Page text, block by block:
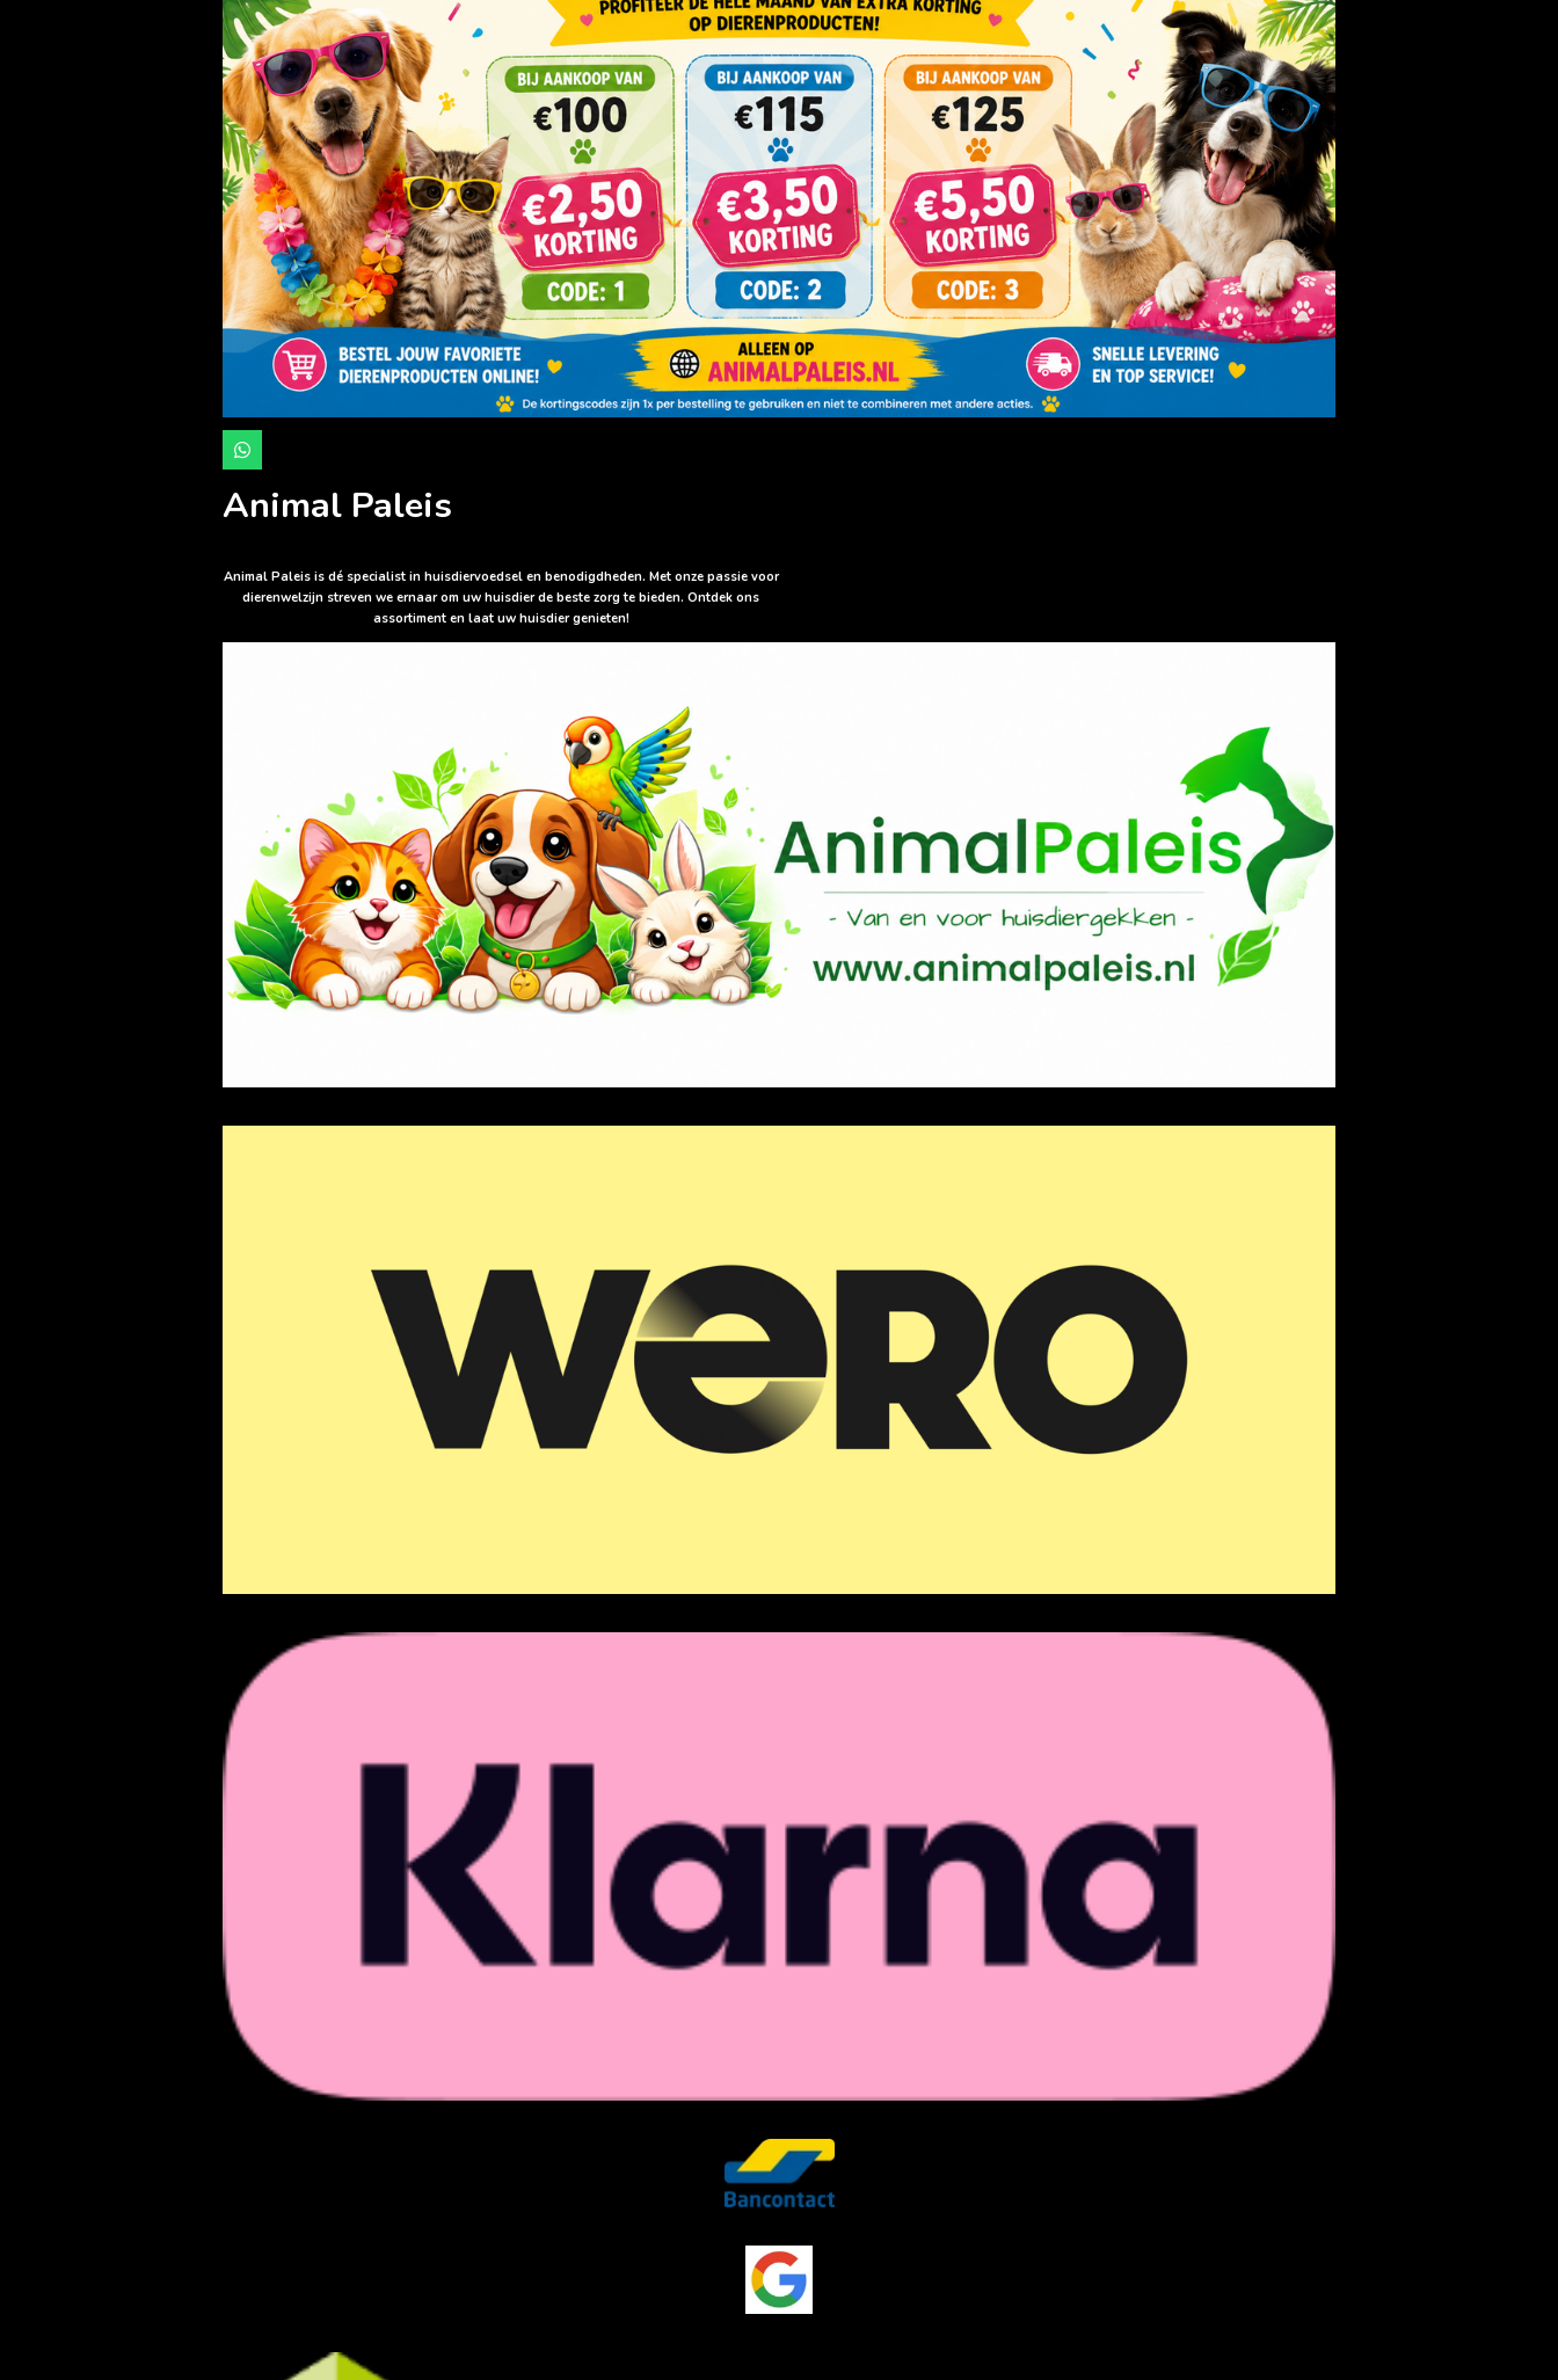
W
h
t
p
Animal Paleis
Animal Paleis is dé specialist in huisdiervoedsel en benodigdheden. Met onze passie voor
dierenwelzijn streven we ernaar om uw huisdier de beste zorg te bieden. Ontdek ons
assortiment en laat uw huisdier genieten!